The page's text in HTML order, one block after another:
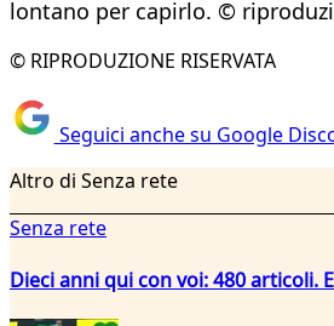
lontano per capirlo. ©
© RIPRODUZIONE RISERVATA
Seguici anche su Google
Altro di Senza rete
Senza rete
Dieci anni qui con voi: 480 articoli.